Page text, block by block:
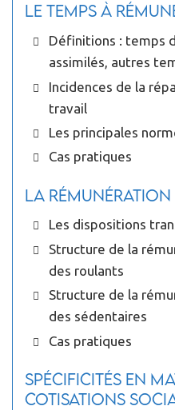
Le temps à
Définitions : temps
assimilés, autres
Incidences de la
travail
Les principales
Cas pratiques
La rémunération
Les dispositions
Structure de la
des roulants
Structure de la
des sédentaires
Cas pratiques
Spécificités en
cotisations